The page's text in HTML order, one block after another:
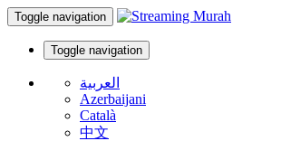
Toggle navigation
Toggle navigation
العربية
Azerbaijani
Català
中文